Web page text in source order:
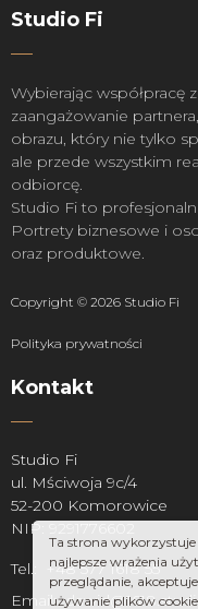
Studio Fi
Wybierając współpracę
zaangażowanie
obrazu, który nie tylko
ale przede wszystkim
odbiorcę.
Studio Fi to
Portrety biznesowe i
oraz produktowe.
Copyright © 2026 Studio Fi
Polityka prywatności
Kontakt
Studio Fi
ul. Mściwoja 9c/4
52-200 Komorowice
NIP: 9291776602
Tel.: +48 577 1618 55
Email:
Ta strona
najlepsze wrażenia
przeglądanie,
używanie plików